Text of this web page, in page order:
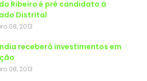
Ribeiro é pré candidato á
Distrital
08, 2013
receberá investimentos em
08, 2013